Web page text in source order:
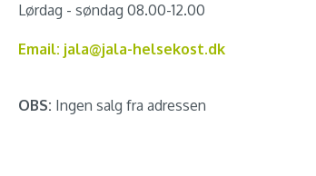
Lørdag - søndag 08.00-12.00
Email: jala@jala-helsekost.dk
OBS: Ingen salg fra adressen